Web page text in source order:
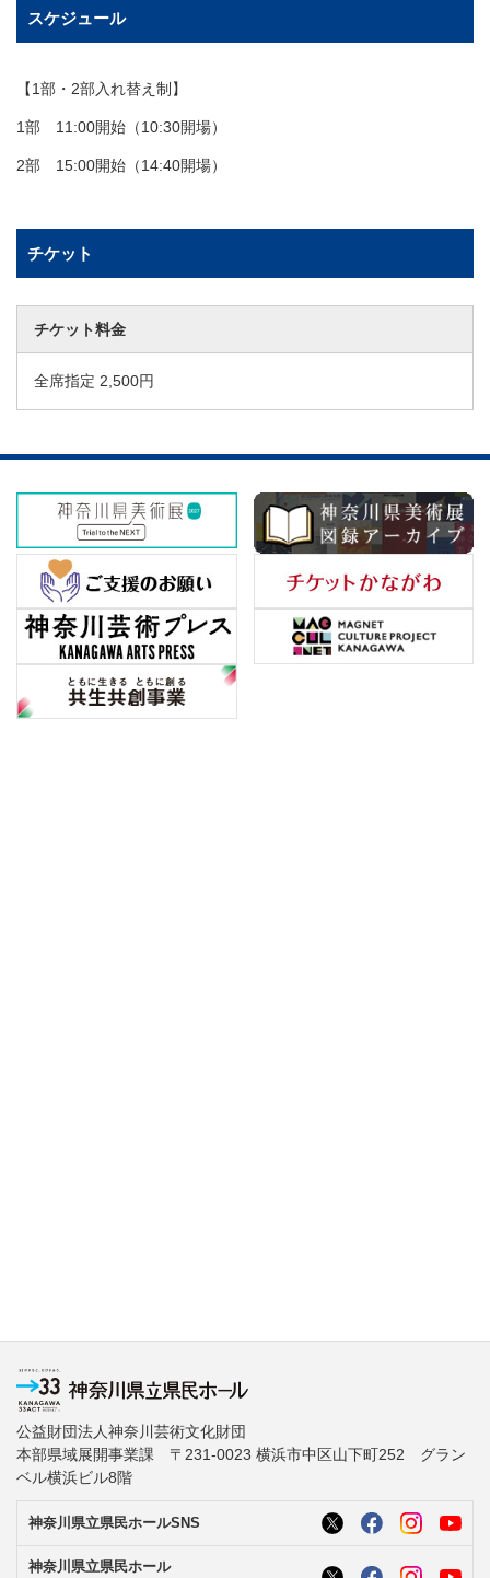
スケジュール
【1部・2部入れ替え制】
1部 11:00開始（10:30開場）
2部 15:00開始（14:40開場）
チケット
チケット料金
全席指定 2,500円
公益財団法人神奈川芸術文化財団
本部県域展開事業課 〒231-0023 横浜市中区山下町252 グラン
ベル横浜ビル8階
神奈川県立県民ホールSNS
神奈川県立県民ホール